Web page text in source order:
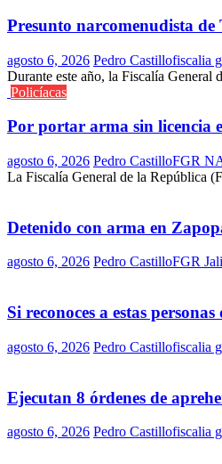
Presunto narcomenudista de
agosto 6, 2026 Pedro Castillofiscalia
Durante este año, la Fiscalía General
Policíacas
Por portar arma sin licencia
agosto 6, 2026 Pedro CastilloFGR
La Fiscalía General de la República
Detenido con arma en
agosto 6, 2026 Pedro CastilloFGR
Si reconoces a estas
agosto 6, 2026 Pedro Castillofiscalia
Ejecutan 8 órdenes de
agosto 6, 2026 Pedro Castillofiscalia